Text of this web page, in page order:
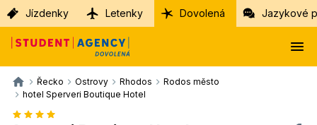
Jízdenky Letenky Dovolená Jazykové
Řecko Ostrovy Rhodos
Rodos město
hotel Sperveri Boutique Hotel